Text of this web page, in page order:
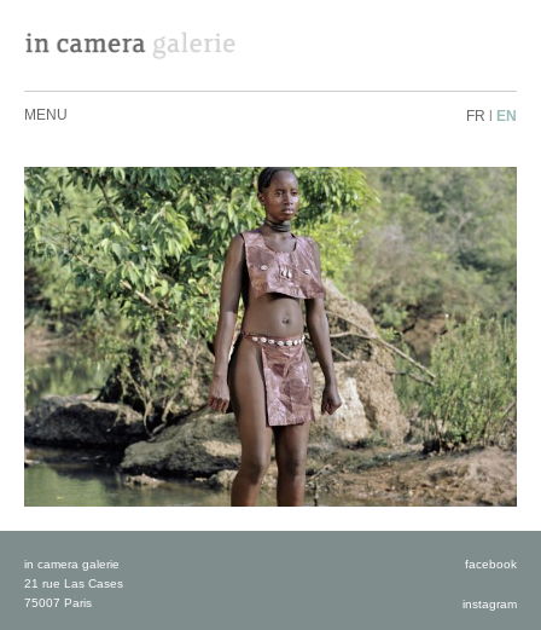
MENU FR | EN
in camera galerie
21 rue Las Cases
75007 Paris
facebook
instagram